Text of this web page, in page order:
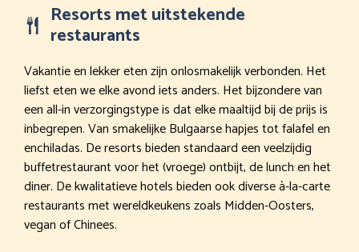
Resorts met uitstekende
restaurants
Vakantie en lekker eten zijn onlosmakelijk verbonden. Het
liefst eten we elke avond iets anders. Het bijzondere van
een all-in verzorgingstype is dat elke maaltijd bij de prijs is
inbegrepen. Van smakelijke Bulgaarse hapjes tot falafel en
enchiladas. De resorts bieden standaard een veelzijdig
buffetrestaurant voor het (vroege) ontbijt, de lunch en het
diner. De kwalitatieve hotels bieden ook diverse à-la-carte
restaurants met wereldkeukens zoals Midden-Oosters,
vegan of Chinees.